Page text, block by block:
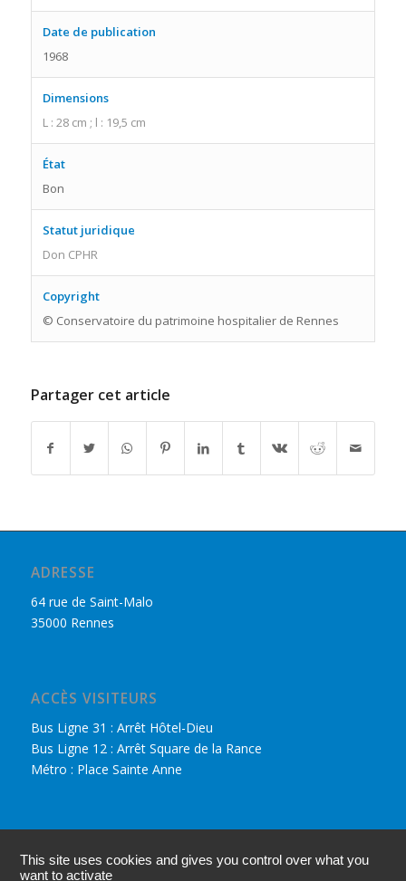
Date de publication
1968
Dimensions
L : 28 cm ; l : 19,5 cm
État
Bon
Statut juridique
Don CPHR
Copyright
© Conservatoire du patrimoine hospitalier de Rennes
Partager cet article
ADRESSE
64 rue de Saint-Malo
35000 Rennes
ACCÈS VISITEURS
Bus Ligne 31 : Arrêt Hôtel-Dieu
Bus Ligne 12 : Arrêt Square de la Rance
Métro : Place Sainte Anne
Nous retrouver sur Facebook
This site uses cookies and gives you control over what you
want to activate